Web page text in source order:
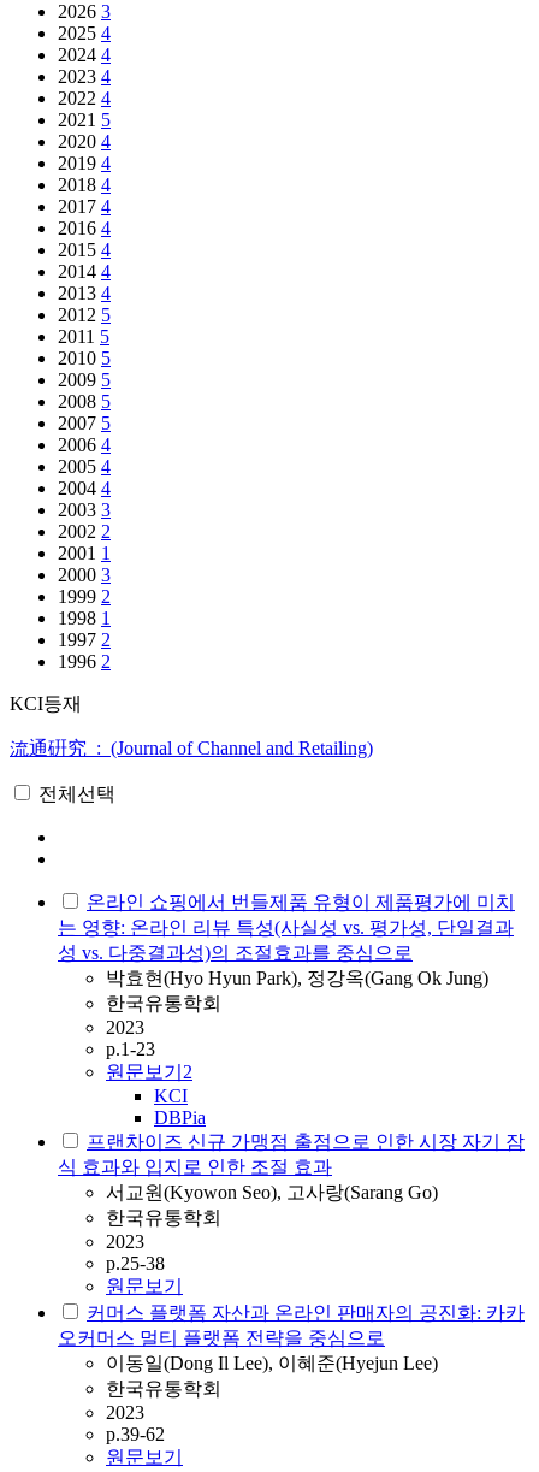
2026 3
2025 4
2024 4
2023 4
2022 4
2021 5
2020 4
2019 4
2018 4
2017 4
2016 4
2015 4
2014 4
2013 4
2012 5
2011 5
2010 5
2009 5
2008 5
2007 5
2006 4
2005 4
2004 4
2003 3
2002 2
2001 1
2000 3
1999 2
1998 1
1997 2
1996 2
KCI등재
流通硏究 : (Journal of Channel and Retailing)
전체선택
온라인 쇼핑에서 번들제품 유형이 제품평가에 미치
는 영향: 온라인 리뷰 특성(사실성 vs. 평가성, 단일결과
성 vs. 다중결과성)의 조절효과를 중심으로
박효현(Hyo Hyun Park), 정강옥(Gang Ok Jung)
한국유통학회
2023
p.1-23
원문보기 2
KCI
DBPia
프랜차이즈 신규 가맹점 출점으로 인한 시장 자기 잠
식 효과와 입지로 인한 조절 효과
서교원(Kyowon Seo), 고사랑(Sarang Go)
한국유통학회
2023
p.25-38
원문보기
커머스 플랫폼 자산과 온라인 판매자의 공진화: 카카
오커머스 멀티 플랫폼 전략을 중심으로
이동일(Dong Il Lee), 이혜준(Hyejun Lee)
한국유통학회
2023
p.39-62
원문보기